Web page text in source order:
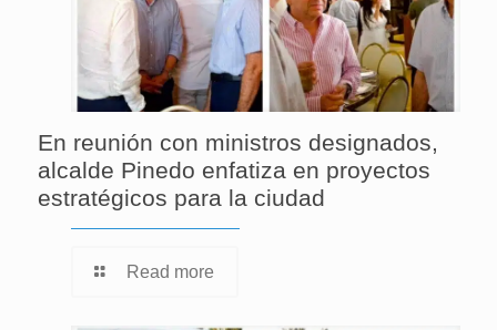
En reunión con ministros designados,
alcalde Pinedo enfatiza en proyectos
estratégicos para la ciudad
Read more